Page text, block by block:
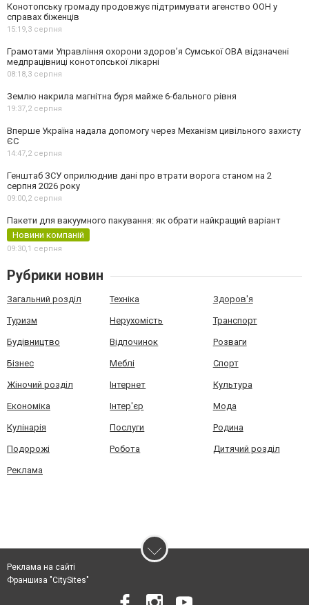
Конотопську громаду продовжує підтримувати агенство ООН у
справах біженців
15:19,3 серпня
Грамотами Управління охорони здоров’я Сумської ОВА відзначені
медпрацівниці конотопської лікарні
08:18,3 серпня
Землю накрила магнітна буря майже 6-бального рівня
19:37,2 серпня
Вперше Україна надала допомогу через Механізм цивільного захисту
ЄС
14:47,2 серпня
Генштаб ЗСУ оприлюднив дані про втрати ворога станом на 2
серпня 2026 року
09:00,2 серпня
Пакети для вакуумного пакування: як обрати найкращий варіант
Новини компаній
09:30,1 серпня
Рубрики новин
Загальний розділ Техніка Здоров'я
Туризм Нерухомість Транспорт
Будівництво Відпочинок Розваги
Бізнес Меблі Спорт
Жіночий розділ Інтернет Культура
Економіка Інтер'єр Мода
Кулінарія Послуги Родина
Подорожі Робота Дитячий розділ
Реклама
Реклама на сайті
Франшиза "CitySites"